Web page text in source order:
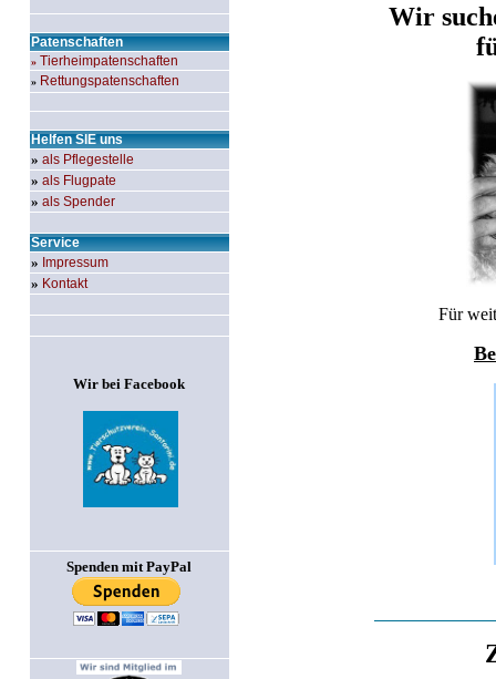
Patenschaften
» Tierheimpatenschaften
» Rettungspatenschaften
HelfenSIEuns
» als Pflegestelle
» als Flugpate
» als Spender
Service
» Impressum
» Kontakt
Wir bei Facebook
Spenden mit PayPal
Wir
Für